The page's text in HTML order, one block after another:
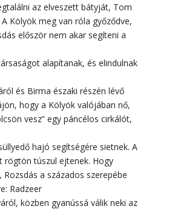
az elveszett bátyját, Tom
Kölyök meg van róla győződve,
először nem akar segíteni a
alapítanak, és elindulnak
és Birma északi részén lévő
hogy a Kölyök valójában nő,
vesz” egy páncélos cirkálót,
hajó segítségére sietnek. A
rögtön túszul ejtenek. Hogy
a százados szerepébe
Radzeer
közben gyanússá válik neki az